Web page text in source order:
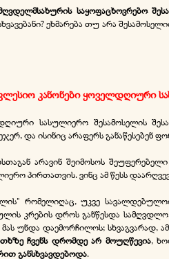
საყოფაცხოვრებო
ეხმარება თუ არა
კანონები ყოველდღიური
სასულიერო შესამოსელის
და ისინიც არაფერს განაწესებენ
არავინ შეიმოსოს
პირთათვის. ვინც ამ წესს
რომელიღაც, უკვე
კრების დროს განწესდა
დაემორჩილოს; სხვაგვარად,
ჩვენს დრომდე არ მოუღწევია,
განსხვავდებოდა.